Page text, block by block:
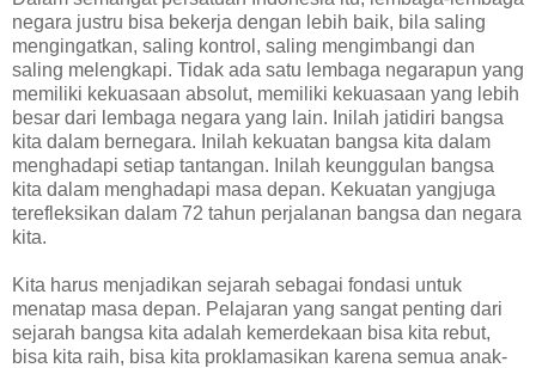
negara justru bisa bekerja dengan lebih baik, bila saling
mengingatkan, saling kontrol, saling mengimbangi dan
saling melengkapi. Tidak ada satu lembaga negarapun yang
memiliki kekuasaan absolut, memiliki kekuasaan yang lebih
besar dari lembaga negara yang lain. Inilah jatidiri bangsa
kita dalam bernegara. Inilah kekuatan bangsa kita dalam
menghadapi setiap tantangan. Inilah keunggulan bangsa
kita dalam menghadapi masa depan. Kekuatan yangjuga
terefleksikan dalam 72 tahun perjalanan bangsa dan negara
kita.
Kita harus menjadikan sejarah sebagai fondasi untuk
menatap masa depan. Pelajaran yang sangat penting dari
sejarah bangsa kita adalah kemerdekaan bisa kita rebut,
bisa kita raih, bisa kita proklamasikan karena semua anak-